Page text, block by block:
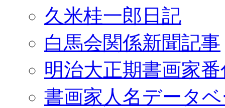
久米桂一郎日記
白馬会関係新聞記事
明治大正期書画家
書画家人名データ